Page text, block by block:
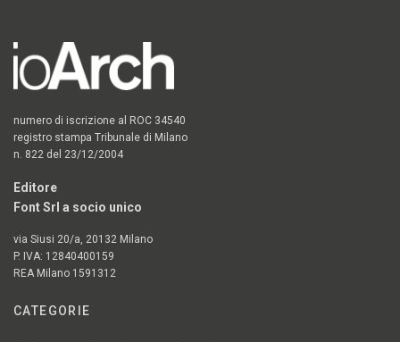
numero di iscrizione al ROC 34540
registro stampa Tribunale di Milano
n. 822 del 23/12/2004
Editore
Font Srl a socio unico
via Siusi 20/a, 20132 Milano
P. IVA: 12840400159
REA Milano 1591312
CATEGORIE